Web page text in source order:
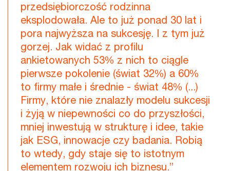
przedsiębiorczość rodzinna
eksplodowała. Ale to już ponad 30 lat i
pora najwyższa na sukcesję. I z tym już
gorzej. Jak widać z profilu
ankietowanych 53% z nich to ciągle
pierwsze pokolenie (świat 32%) a 60%
to firmy małe i średnie - świat 48% (...)
Firmy, które nie znalazły modelu sukcesji
i żyją w niepewności co do przyszłości,
mniej inwestują w strukturę i idee, takie
jak ESG, innowacje czy badania. Robią
to wtedy, gdy staje się to istotnym
elementem rozwoju ich biznesu.”